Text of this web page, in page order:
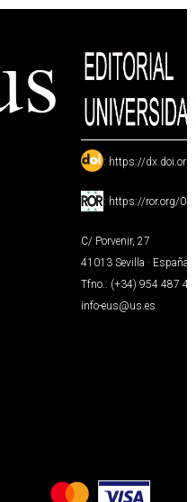
: https://
: https://ror.org/
C/ Porvenir, 27
41013 Sevilla · España
Tfno.: (+34) 954 487
info-eus@us.es